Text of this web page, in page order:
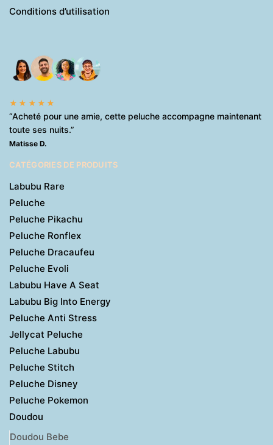
Conditions d’utilisation
★★★★★
“Acheté pour une amie, cette peluche accompagne maintenant
toute ses nuits.”
Matisse D.
CATÉGORIES DE PRODUITS
Labubu Rare
Peluche
Peluche Pikachu
Peluche Ronflex
Peluche Dracaufeu
Peluche Evoli
Labubu Have A Seat
Labubu Big Into Energy
Peluche Anti Stress
Jellycat Peluche
Peluche Labubu
Peluche Stitch
Peluche Disney
Peluche Pokemon
Doudou
Doudou Bebe